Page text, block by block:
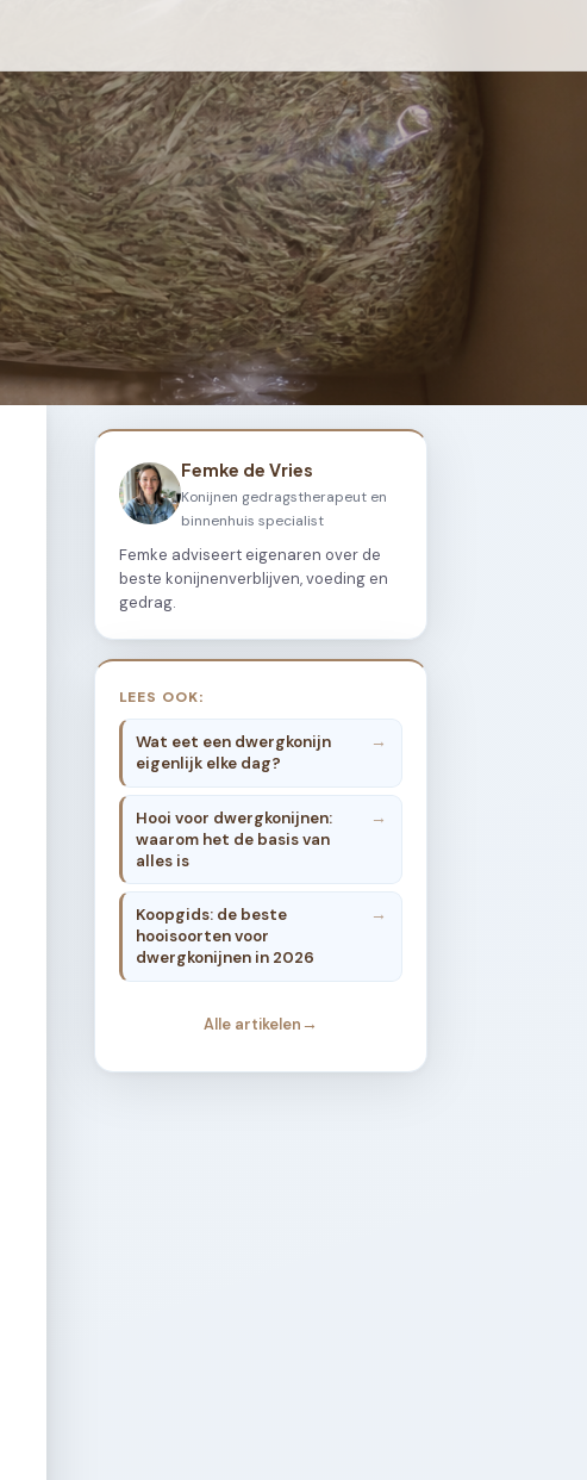
Femke de Vries
Konijnen gedragstherapeut en
binnenhuis specialist
Femke adviseert eigenaren over de
beste konijnenverblijven, voeding en
gedrag.
LEES OOK:
Wat eet een dwergkonijn
eigenlijk elke dag?
Hooi voor dwergkonijnen:
waarom het de basis van
alles is
Koopgids: de beste
hooisoorten voor
dwergkonijnen in 2026
Alle artikelen